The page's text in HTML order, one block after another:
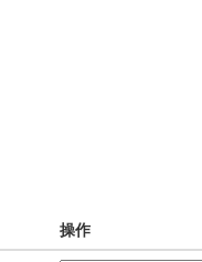
操作